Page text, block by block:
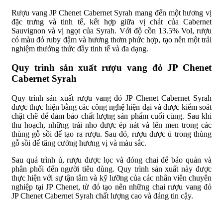
Rượu vang JP Chenet Cabernet Syrah mang đến một hương vị
đặc trưng và tinh tế, kết hợp giữa vị chát của Cabernet
Sauvignon và vị ngọt của Syrah. Với độ cồn 13.5% Vol, rượu
có màu đỏ ruby đậm và hương thơm phức hợp, tạo nên một trải
nghiệm thưởng thức đầy tinh tế và đa dạng.
Quy trình sản xuất rượu vang đỏ JP Chenet
Cabernet Syrah
Quy trình sản xuất rượu vang đỏ JP Chenet Cabernet Syrah
được thực hiện bằng các công nghệ hiện đại và được kiểm soát
chặt chẽ để đảm bảo chất lượng sản phẩm cuối cùng. Sau khi
thu hoạch, những trái nho được ép nát và lên men trong các
thùng gỗ sồi để tạo ra rượu. Sau đó, rượu được ủ trong thùng
gỗ sồi để tăng cường hương vị và màu sắc.
Sau quá trình ủ, rượu được lọc và đóng chai để bảo quản và
phân phối đến người tiêu dùng. Quy trình sản xuất này được
thực hiện với sự tận tâm và kỹ lưỡng của các nhân viên chuyên
nghiệp tại JP Chenet, từ đó tạo nên những chai rượu vang đỏ
JP Chenet Cabernet Syrah chất lượng cao và đáng tin cậy.